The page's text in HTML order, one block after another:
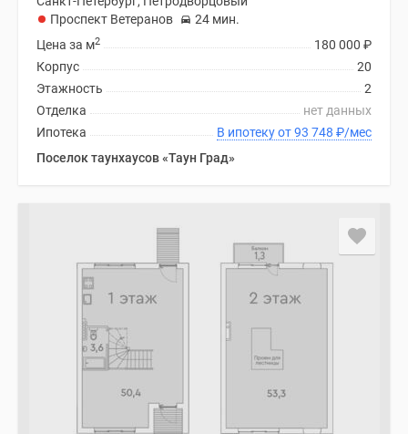
Проспект Ветеранов
24 мин.
180 000 ₽
Цена за м2
20
Корпус
2
Этажность
нет данных
Отделка
В ипотеку от 93 748 ₽/мес
Ипотека
Поселок таунхаусов «Таун Град»